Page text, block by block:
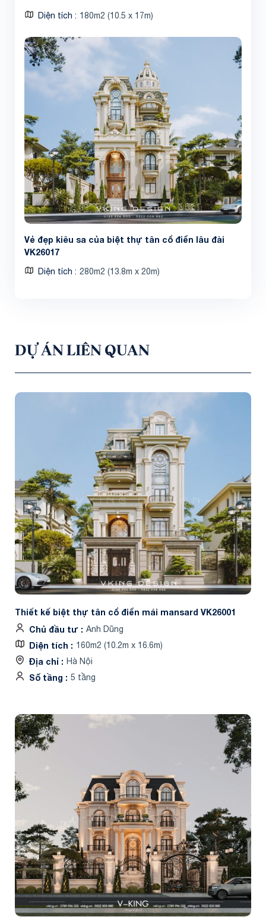
Diện tích 180m2 (10.5 x 17m)
Vẻ đẹp kiêu sa của biệt thự tân cổ điển lâu đài
VK26017
Diện tích 280m2 (13.8m x 20m)
DỰ ÁN LIÊN QUAN
Thiết kế biệt thự tân cổ điển mái mansard VK26001
Chủ đầu tư
Anh Dũng
Diện tích 160m2 (10.2m x 16.6m)
Địa chỉ Hà Nội
Số tầng 5 tầng